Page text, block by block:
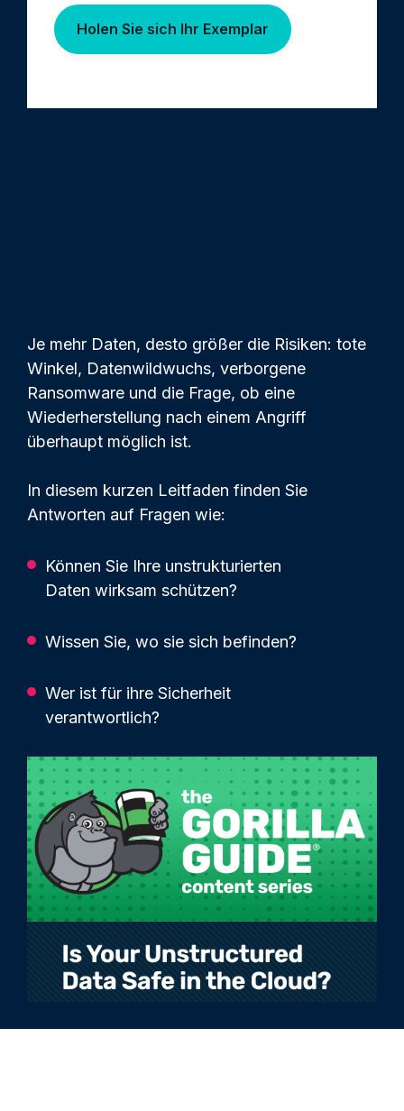
Je mehr Daten, desto größer die Risiken: tote
Winkel, Datenwildwuchs, verborgene
Ransomware und die Frage, ob eine
Wiederherstellung nach einem Angriff
überhaupt möglich ist.
In diesem kurzen Leitfaden finden Sie
Antworten auf Fragen wie:
Können Sie Ihre unstrukturierten
Daten wirksam schützen?
Wissen Sie, wo sie sich befinden?
Wer ist für ihre Sicherheit
verantwortlich?
Holen Sie sich Ihr Exemplar